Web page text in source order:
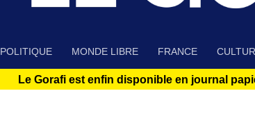
POLITIQUE MONDE LIBRE FRANCE
Le Gorafi est enfin disponible en journal